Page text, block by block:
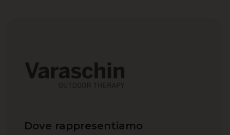
Dove rappresentiamo